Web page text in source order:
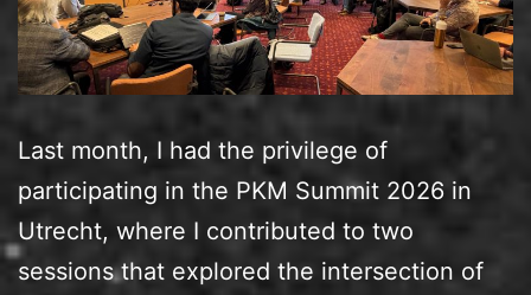
Last month, I had the privilege of
participating in the PKM Summit 2026 in
Utrecht, where I contributed to two
sessions that explored the intersection of